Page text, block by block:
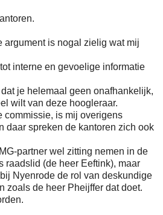
argument is nogal zielig wat mij
interne en gevoelige informatie
je helemaal geen onafhankelijk,
wilt van deze hoogleraar.
commissie, is mij overigens
daar spreken de kantoren zich ook
partner wel zitting nemen in de
raadslid (de heer Eeftink), maar
Nyenrode de rol van deskundige
zoals de heer Pheijffer dat doet.